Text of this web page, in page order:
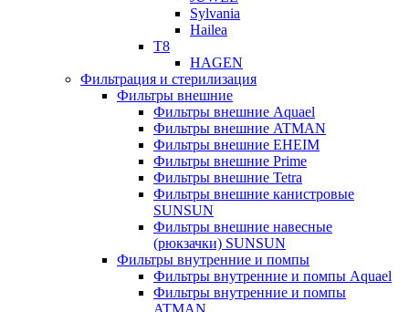
Sylvania
Hailea
T8
HAGEN
Фильтрация и стерилизация
Фильтры внешние
Фильтры внешние Aquael
Фильтры внешние ATMAN
Фильтры внешние EHEIM
Фильтры внешние Prime
Фильтры внешние Tetra
Фильтры внешние канистровые
SUNSUN
Фильтры внешние навесные
(рюкзачки) SUNSUN
Фильтры внутренние и помпы
Фильтры внутренние и помпы Aquael
Фильтры внутренние и помпы
ATMAN